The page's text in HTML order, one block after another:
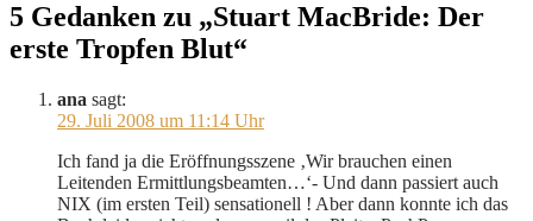
5 Gedanken zu „Stuart MacBride: Der
erste Tropfen Blut“
ana sagt:
29. Juli 2008 um 11:14 Uhr
Ich fand ja die Eröffnungsszene ‚Wir brauchen einen
Leitenden Ermittlungsbeamten…‘- Und dann passiert auch
NIX (im ersten Teil) sensationell ! Aber dann konnte ich das